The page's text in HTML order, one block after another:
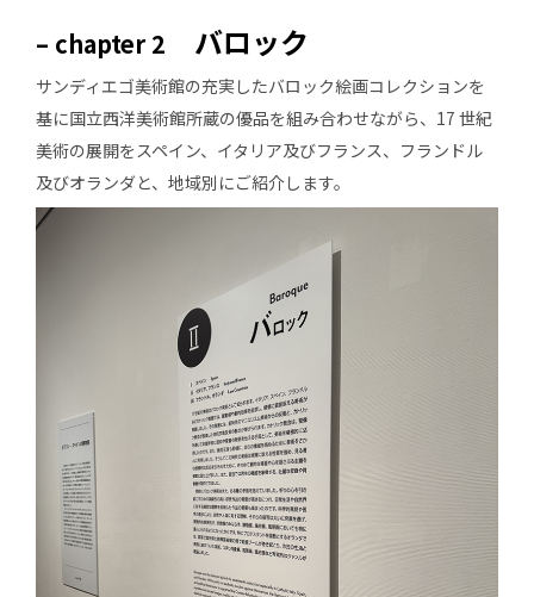
– chapter 2 バロック
サンディエゴ美術館の充実したバロック絵画コレクションを
基に国立西洋美術館所蔵の優品を組み合わせながら、17 世紀
美術の展開をスペイン、イタリア及びフランス、フランドル
及びオランダと、地域別にご紹介します。